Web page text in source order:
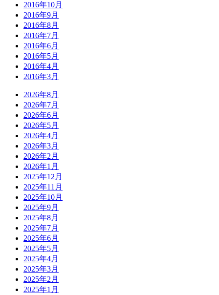
2016年10月
2016年9月
2016年8月
2016年7月
2016年6月
2016年5月
2016年4月
2016年3月
2026年8月
2026年7月
2026年6月
2026年5月
2026年4月
2026年3月
2026年2月
2026年1月
2025年12月
2025年11月
2025年10月
2025年9月
2025年8月
2025年7月
2025年6月
2025年5月
2025年4月
2025年3月
2025年2月
2025年1月